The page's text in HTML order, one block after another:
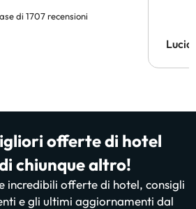
di 1707 recensioni
Lucia
offerte di hotel
chiunque altro!
incredibili offerte di hotel, consigli
e gli ultimi aggiornamenti dal